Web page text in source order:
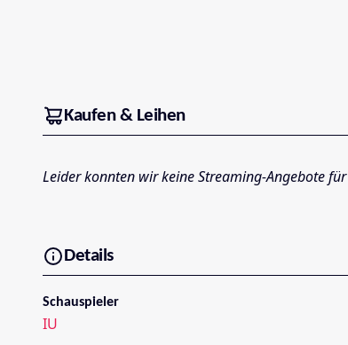
Kaufen & Leihen
Leider konnten wir keine Streaming-Angebote für
Details
Schauspieler
IU